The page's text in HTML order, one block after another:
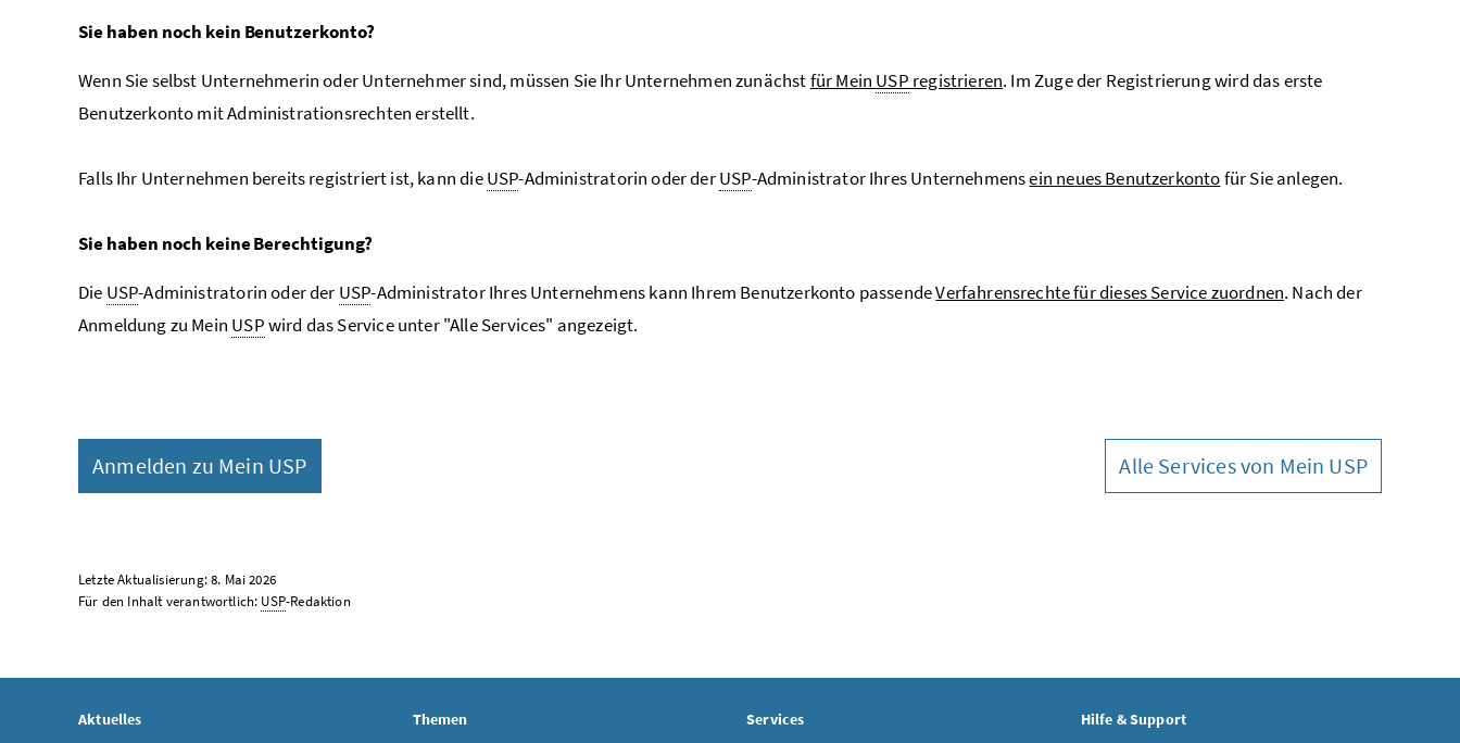
Sie haben noch kein Benutzerkonto?
Wenn Sie selbst Unternehmerin oder Unternehmer sind, müssen Sie Ihr Unternehmen zunächstfür Mein USP registrieren. Im Zuge der Registrierung wird das erste
Benutzerkonto mit Administrationsrechten erstellt.
Falls Ihr Unternehmen bereits registriert ist, kann dieUSP-Administratorin oder derUSP-Administrator Ihres Unternehmensein neues Benutzerkontofür Sie anlegen.
Sie haben noch keine Berechtigung?
Die USP-Administratorin oder der USP-Administrator Ihres Unternehmens kann Ihrem Benutzerkonto passendeVerfahrensrechte für dieses Service zuordnen. Nach der
Anmeldung zu Mein USPwird das Service unter "Alle Services" angezeigt.
Alle Services von Mein USP
Anmelden zu Mein USP
Letzte Aktualisierung: 8. Mai 2026
Für den Inhalt verantwortlich: USP-Redaktion
Aktuelles Themen Services Hilfe & Support